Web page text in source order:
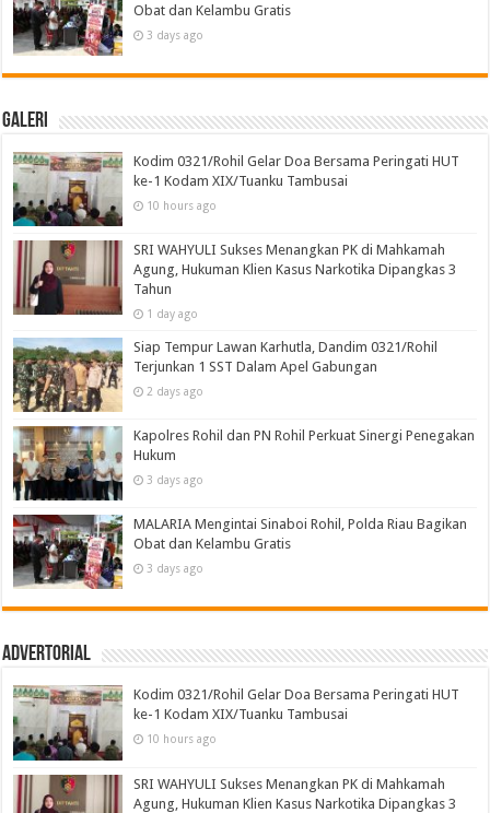
Obat dan Kelambu Gratis
3 days ago
Galeri
Kodim 0321/Rohil Gelar Doa Bersama Peringati HUT
ke-1 Kodam XIX/Tuanku Tambusai
10 hours ago
SRI WAHYULI Sukses Menangkan PK di Mahkamah
Agung, Hukuman Klien Kasus Narkotika Dipangkas 3
Tahun
1 day ago
Siap Tempur Lawan Karhutla, Dandim 0321/Rohil
Terjunkan 1 SST Dalam Apel Gabungan
2 days ago
Kapolres Rohil dan PN Rohil Perkuat Sinergi Penegakan
Hukum
3 days ago
MALARIA Mengintai Sinaboi Rohil, Polda Riau Bagikan
Obat dan Kelambu Gratis
3 days ago
Advertorial
Kodim 0321/Rohil Gelar Doa Bersama Peringati HUT
ke-1 Kodam XIX/Tuanku Tambusai
10 hours ago
SRI WAHYULI Sukses Menangkan PK di Mahkamah
Agung, Hukuman Klien Kasus Narkotika Dipangkas 3